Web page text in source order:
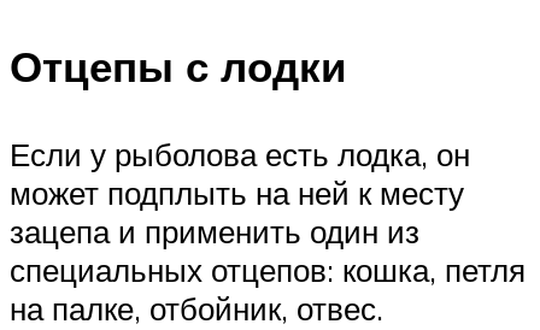
Отцепы с лодки
Если у рыболова есть лодка, он
может подплыть на ней к месту
зацепа и применить один из
специальных отцепов: кошка, петля
на палке, отбойник, отвес.